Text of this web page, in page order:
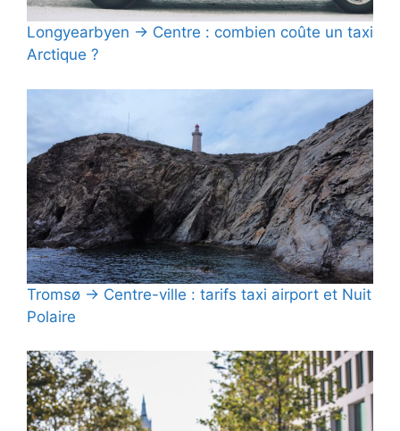
Longyearbyen → Centre : combien coûte un taxi
Arctique ?
Tromsø → Centre-ville : tarifs taxi airport et Nuit
Polaire